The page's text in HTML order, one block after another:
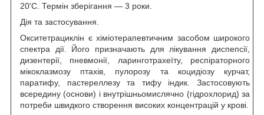
20'С. Термін зберігання — 3 роки.
Дія та застосування.
Окситетрациклін є хіміотерапевтичним засобом широкого
спектра дії. Його призначають для лікування диспепсії,
дизентерії, пневмонії, ларинготрахеїту, респіраторного
мікоклазмозу птахів, пулорозу та коцидіозу курчат,
паратифу, пастереллезу та тифу індик. Застосовують
всередину (основи) і внутрішньомислячно (гідрохлорид) за
потреби швидкого створення високих концентрацій у крові.